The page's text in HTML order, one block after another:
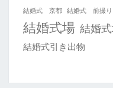
結婚式 京都 結婚式 前撮り
結婚式場 結婚
結婚式引き出物